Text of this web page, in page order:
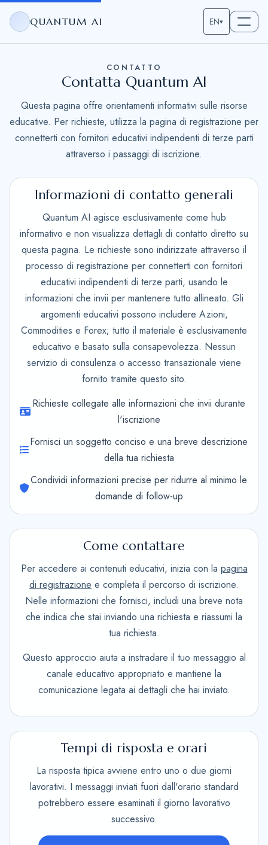
QUANTUM AI EN▾
CONTATTO
Contatta Quantum AI
Questa pagina offre orientamenti informativi sulle risorse
educative. Per richieste, utilizza la pagina di registrazione per
connetterti con fornitori educativi indipendenti di terze parti
attraverso i passaggi di iscrizione.
Informazioni di contatto generali
Quantum AI agisce esclusivamente come hub
informativo e non visualizza dettagli di contatto diretto su
questa pagina. Le richieste sono indirizzate attraverso il
processo di registrazione per connetterti con fornitori
educativi indipendenti di terze parti, usando le
informazioni che invii per mantenere tutto allineato. Gli
argomenti educativi possono includere Azioni,
Commodities e Forex; tutto il materiale è esclusivamente
educativo e basato sulla consapevolezza. Nessun
servizio di consulenza o accesso transazionale viene
fornito tramite questo sito.
Richieste collegate alle informazioni che invii durante
l'iscrizione
Fornisci un soggetto conciso e una breve descrizione
della tua richiesta
Condividi informazioni precise per ridurre al minimo le
domande di follow-up
Come contattare
Per accedere ai contenuti educativi, inizia con la pagina
di registrazione e completa il percorso di iscrizione.
Nelle informazioni che fornisci, includi una breve nota
che indica che stai inviando una richiesta e riassumi la
tua richiesta.
Questo approccio aiuta a instradare il tuo messaggio al
canale educativo appropriato e mantiene la
comunicazione legata ai dettagli che hai inviato.
Tempi di risposta e orari
La risposta tipica avviene entro uno o due giorni
lavorativi. I messaggi inviati fuori dall'orario standard
potrebbero essere esaminati il giorno lavorativo
successivo.